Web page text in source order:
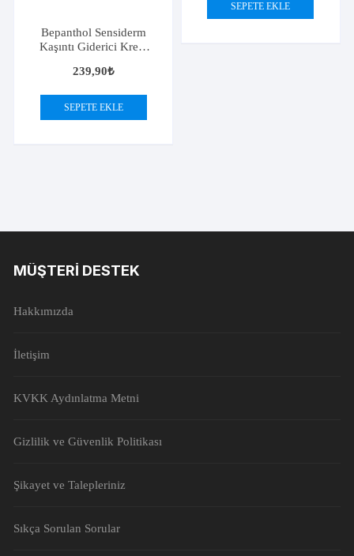
Bepanthol Sensiderm
Kaşıntı Giderici Krem
239,90₺
SEPETE EKLE
SEPETE EKLE
MÜŞTERI DESTEK
Hakkımızda
İletişim
KVKK Aydınlatma Metni
Gizlilik ve Güvenlik Politikası
Şikayet ve Talepleriniz
Sıkça Sorulan Sorular